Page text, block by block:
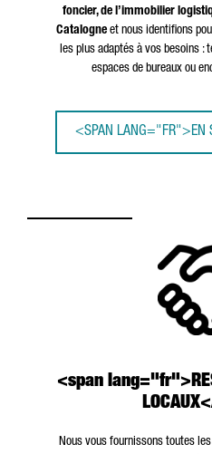
foncier, de l’immobilier
Catalogne et nous identifions
les plus adaptés à vos besoins :
espaces de bureaux ou
<SPAN LANG="FR">EN
<span
Nous vous fournissons toutes